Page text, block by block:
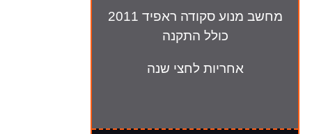
מחשב מנוע סקודה ראפיד 2011
כולל התקנה
אחריות לחצי שנה